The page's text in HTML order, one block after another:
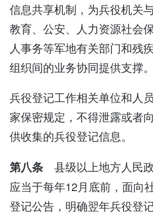
信息共享机制，为兵役机关与
教育、公安、人力资源社会
人事务等军地有关部门和残
组织间的业务协同提供支撑。
兵役登记工作相关单位和人
家保密规定，不得泄露或者
供收集的兵役登记信息。
第八条县级以上地方人民
应当于每年12月底前，面向
登记公告，明确翌年兵役登